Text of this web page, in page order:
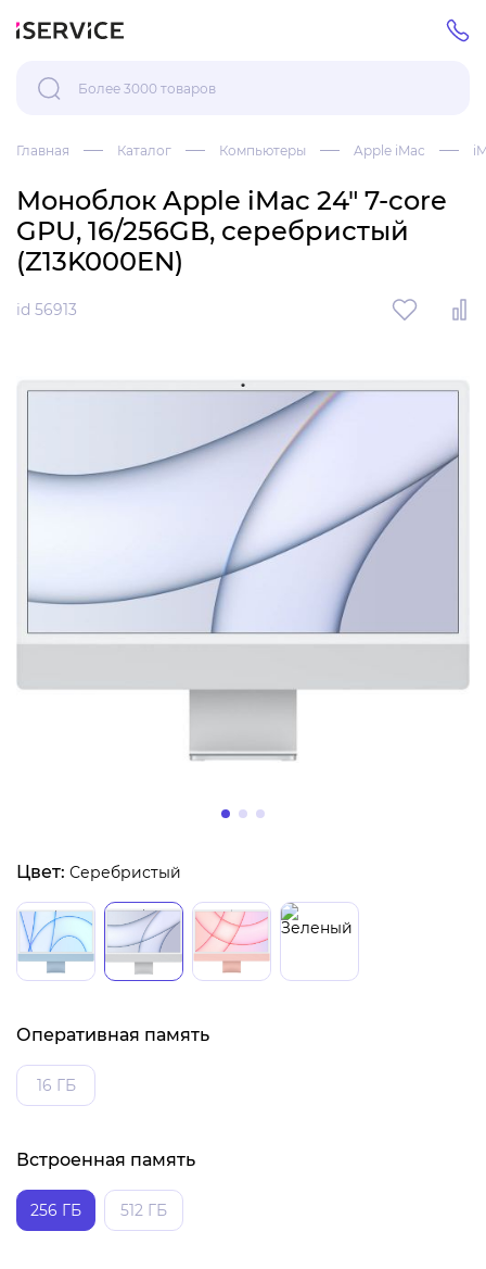
Главная Каталог Компьютеры Apple iMac
Моноблок Apple iMac 24" 7-core
GPU, 16/256GB, серебристый
(Z13K000EN)
id 56913
Цвет: Серебристый
Оперативная память
16 ГБ
Встроенная память
256 ГБ 512 ГБ